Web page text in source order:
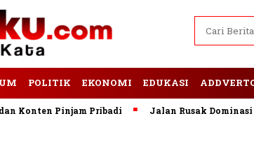
POLITIK EKONOMI EDUKASI
Pinjam Pribadi Jalan Rusak Dominasi